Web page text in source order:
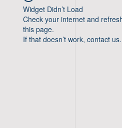
Widget Didn’t Load
Check your internet and
this page.
If that doesn’t work, contact us.